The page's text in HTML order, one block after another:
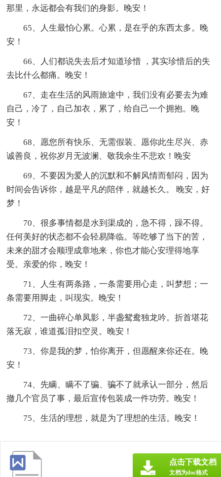
那里，永远都会有我们的身影。晚安！
65、人生最怕心累。心累，是在乎的东西太多。晚
安！
66、人们都说失去后才知道珍惜 ，其实珍惜后的失
去比什么都痛。晚安！
67、走在生活的风雨旅途中，我们没有必要去为难
自己，冷了，自己加衣，累了，给自己一个拥抱。晚
安！
68、愿您所有快乐、无需假装、愿你此生尽兴、赤
诚善良，祝你岁月无波澜、敬我余生不悲欢！晚安
69、不要因为爱人的沉默和不解风情而郁闷，因为
时间会告诉你，越是平凡的陪伴，就越长久。 晚安，好
梦！
70、很多事情都是水到渠成的，急不得，躁不得。
任何美好的状态都不会轻易降临。等吃够了当下的苦，
未来的甜才会顺理成章地来，你也才能心安理得地享
受。亲爱的你，晚安！
71、人生有两条路，一条需要用心走，叫梦想；一
条需要用脚走，叫现实。晚安！
72、一曲碎心单凤影，半盏鸳鸯独龙吟。折首堪花
落无寂，谁道孤泪扣空灵。晚安！
73、你是我的梦，怕你离开，但愿醒来你还在。晚
安！
74、先瞒、瞒不了骗、骗不了就承认一部分，然后
撤几个官员了事，最后宣传包装成一件功劳。晚安！
75、生活的理想，就是为了理想的生活。晚安！
点击下载文档
文档为doc格式